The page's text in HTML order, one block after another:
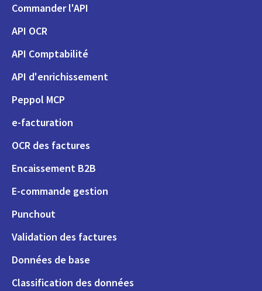
Commander l'API
API OCR
API Comptabilité
API d'enrichissement
Peppol MCP
e-facturation
OCR des factures
Encaissement B2B
E-commande gestion
Punchout
Validation des factures
Données de base
Classification des données